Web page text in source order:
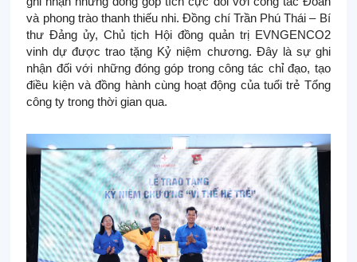
và phong trào thanh thiếu nhi. Đồng chí Trần Phú Thái – Bí
thư Đảng ủy, Chủ tịch Hội đồng quản trị EVNGENCO2
vinh dự được trao tặng Kỷ niệm chương. Đây là sự ghi
nhận đối với những đóng góp trong công tác chỉ đạo, tạo
điều kiện và đồng hành cùng hoạt động của tuổi trẻ Tổng
công ty trong thời gian qua.